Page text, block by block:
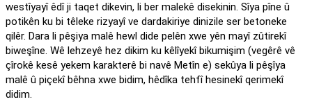
westîyayî êdî ji taqet dikevin, li ber malekê disekinin. Sîya pîne û
potikên ku bi têleke rizyayî ve dardakiriye dinizile ser betoneke
qilêr. Dara li pêşiya malê hewl dide pelên xwe yên mayî zûtirekî
biweşîne. Wê lehzeyê hez dikim ku kêlîyekî bikumişim (vegêrê vê
çîrokê kesê yekem karakterê bi navê Metîn e) sekûya li pêşîya
malê û piçekî bêhna xwe bidim, hêdîka tehfî hesinekî qerimekî
didim.